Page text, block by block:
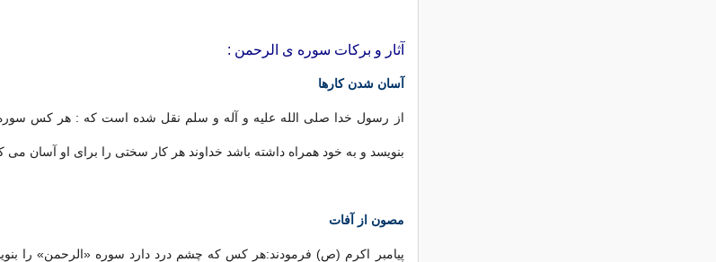
آثار و برکات سوره ی الرحمن :
آسان شدن کارها
از رسول خدا صلی الله علیه و آله و سلم نقل شده است که : هر کس
بنویسد و به خود همراه داشته باشد خداوند هر کار سختی را برای او آسان می
مصون از آفات
پیامبر اکرم (ص) فرمودند:هر کس که چشم درد دارد سوره «الرحمن» را